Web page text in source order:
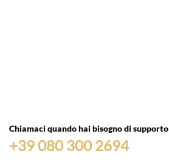
Chiamaci quando hai bisogno di supporto
+39 080 300 2694